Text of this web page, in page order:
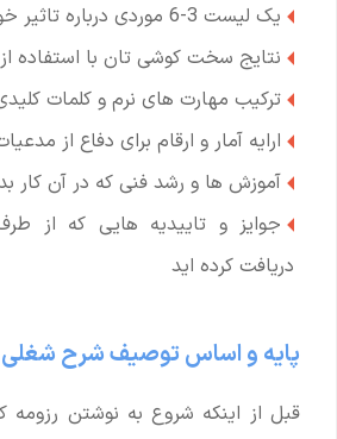
یک لیست 3-6 موردی درباره تاثیر خود بر شرکت
نتایج سخت کوشی تان با استفاده
ترکیب مهارت های نرم و کلمات
ارایه آمار و ارقام برای دفاع از
آموزش ها و رشد فنی که در آن کار
جوایز و تاییدیه هایی که از
دریافت کرده اید
پایه و اساس توصیف شرح شغلی
قبل از اینکه شروع به نوشتن رزومه